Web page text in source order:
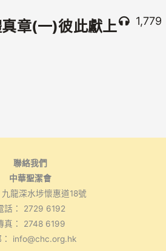
章(一)彼此獻上 1,779
聯絡我們
中華聖潔會
龍深水埗懷惠道18號
話： 2729 6192
真： 2748 6199
： info@chc.org.hk